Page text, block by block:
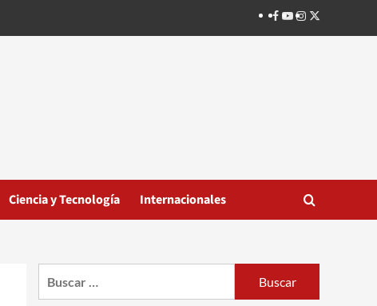
Facebook
Youtube
Instagram
Twitter
Ciencia y Tecnología Internacionales